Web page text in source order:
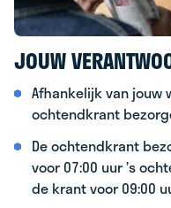
JOUW
Afhankelijk van jouw
ochtendkrant
De ochtendkrant
voor 07:00 uur ’s
de krant voor 09:00